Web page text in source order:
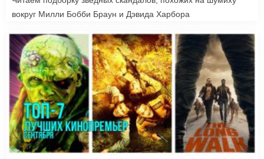
вокруг Милли Бобби Браун и Дэвида Харбора